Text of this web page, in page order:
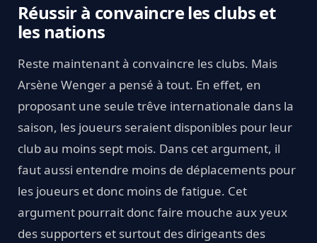
Réussir à convaincre les clubs et
les nations
Reste maintenant à convaincre les clubs. Mais
Arsène Wenger a pensé à tout. En effet, en
proposant une seule trêve internationale dans la
saison, les joueurs seraient disponibles pour leur
club au moins sept mois. Dans cet argument, il
faut aussi entendre moins de déplacements pour
les joueurs et donc moins de fatigue. Cet
argument pourrait donc faire mouche aux yeux
des supporters et surtout des dirigeants des